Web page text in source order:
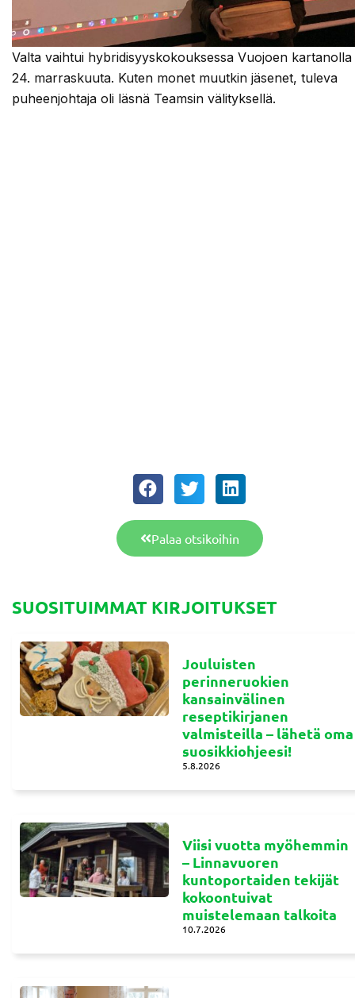
Valta vaihtui hybridisyyskokouksessa Vuojoen kartanolla
24. marraskuuta. Kuten monet muutkin jäsenet, tuleva
puheenjohtaja oli läsnä Teamsin välityksellä.
Palaa otsikoihin
SUOSITUIMMAT KIRJOITUKSET
Jouluisten
perinneruokien
kansainvälinen
reseptikirjanen
valmisteilla – lähetä oma
suosikkiohjeesi!
5.8.2026
Viisi vuotta myöhemmin
– Linnavuoren
kuntoportaiden tekijät
kokoontuivat
muistelemaan talkoita
10.7.2026